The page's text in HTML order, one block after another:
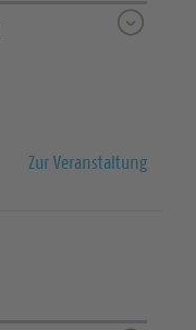
Zur Veranstaltung